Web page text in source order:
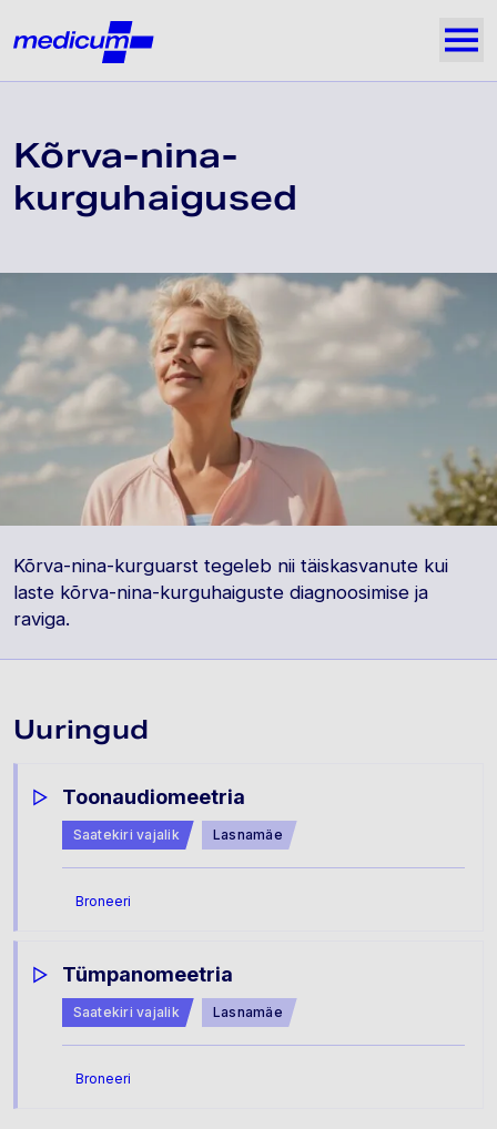
Medicum
Kõrva-nina-
kurguhaigused
Kõrva-nina-kurguarst tegeleb nii täiskasvanute kui
laste kõrva-nina-kurguhaiguste diagnoosimise ja
raviga.
Uuringud
Toonaudiomeetria
Saatekiri vajalik Lasnamäe
Broneeri
Tümpanomeetria
Saatekiri vajalik Lasnamäe
Broneeri